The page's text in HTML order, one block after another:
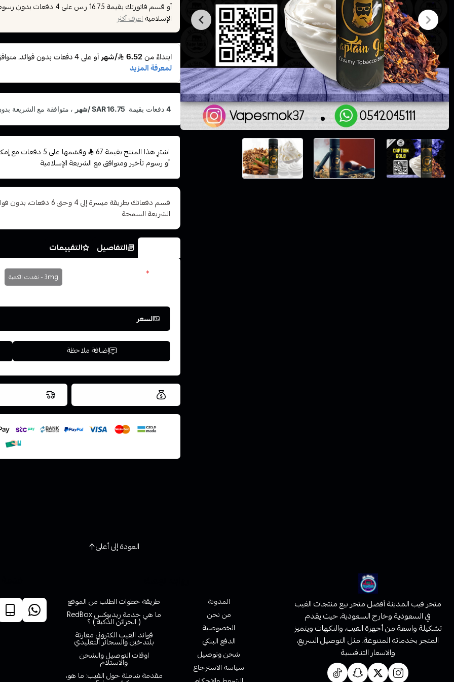
أو قسم فاتورتك بقيمة 16.75 ر.س على4 دفعات بدون رسوم
الإسلاميةاعرف أكثر
اشترِ هذا المنتج بقيمة 67
وقسّمها على 5
أو رسوم تأخير ومتوافق مع الشريعة الإسلامية
قسم دفعاتك بطريقة ميسرة إلى 4
الشريعة السمحة
التفاصيل التقييمات
* 3mg - نفدت الكمية
السعر
إضافة ملاحظة
اسحب و افلت
العروض والشحن مجاني
العودة إلى أعلى
متجر فيب المدينة أفضل متجر بيع منتجات الفيب
في السعودية وخارج السعودية، حيث يقدم
تشكيلة واسعة من أجهزة الفيب، والنكهات ويتميز
المتجر بخدماته المتنوعة، مثل التوصيل السريع،
والاسعار التنافسية
المدونة
من نحن
الخصوصية
الدفع البنكي
شحن وتوصيل
سياسة الاسترجاع
طريقة خطوات الطلب من الموقع
ما هي خدمة ريدبوكس RedBox
( الخزائن الذكية ) ؟
فوائد الفيب الكتروني مقارنة
بلتدخين والسجائر التقليدي
اوقات التوصيل والشحن
والاستلام
مقدمة شاملة حول الفيب: ما هو،